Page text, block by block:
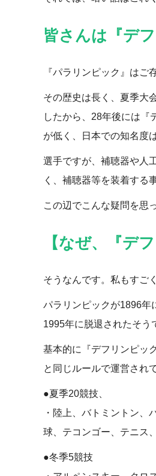
皆さんは『デ
『パラリンピック』は
その歴史は長く、夏季大
したから、28年後には『
が低く、日本での知名度
選手ですが、補聴器や人
く、補聴器等を装着する
この辺でこんな疑問を思
【なぜ、『デ
そうなんです。私もすご
パラリンピックが1896年
1995年に脱退されたそう
基本的に『デフリンピッ
と同じルールで運営され
●夏季20競技、
・陸上、バトミントン
球、テコンゴー、テニス
●冬季5競技